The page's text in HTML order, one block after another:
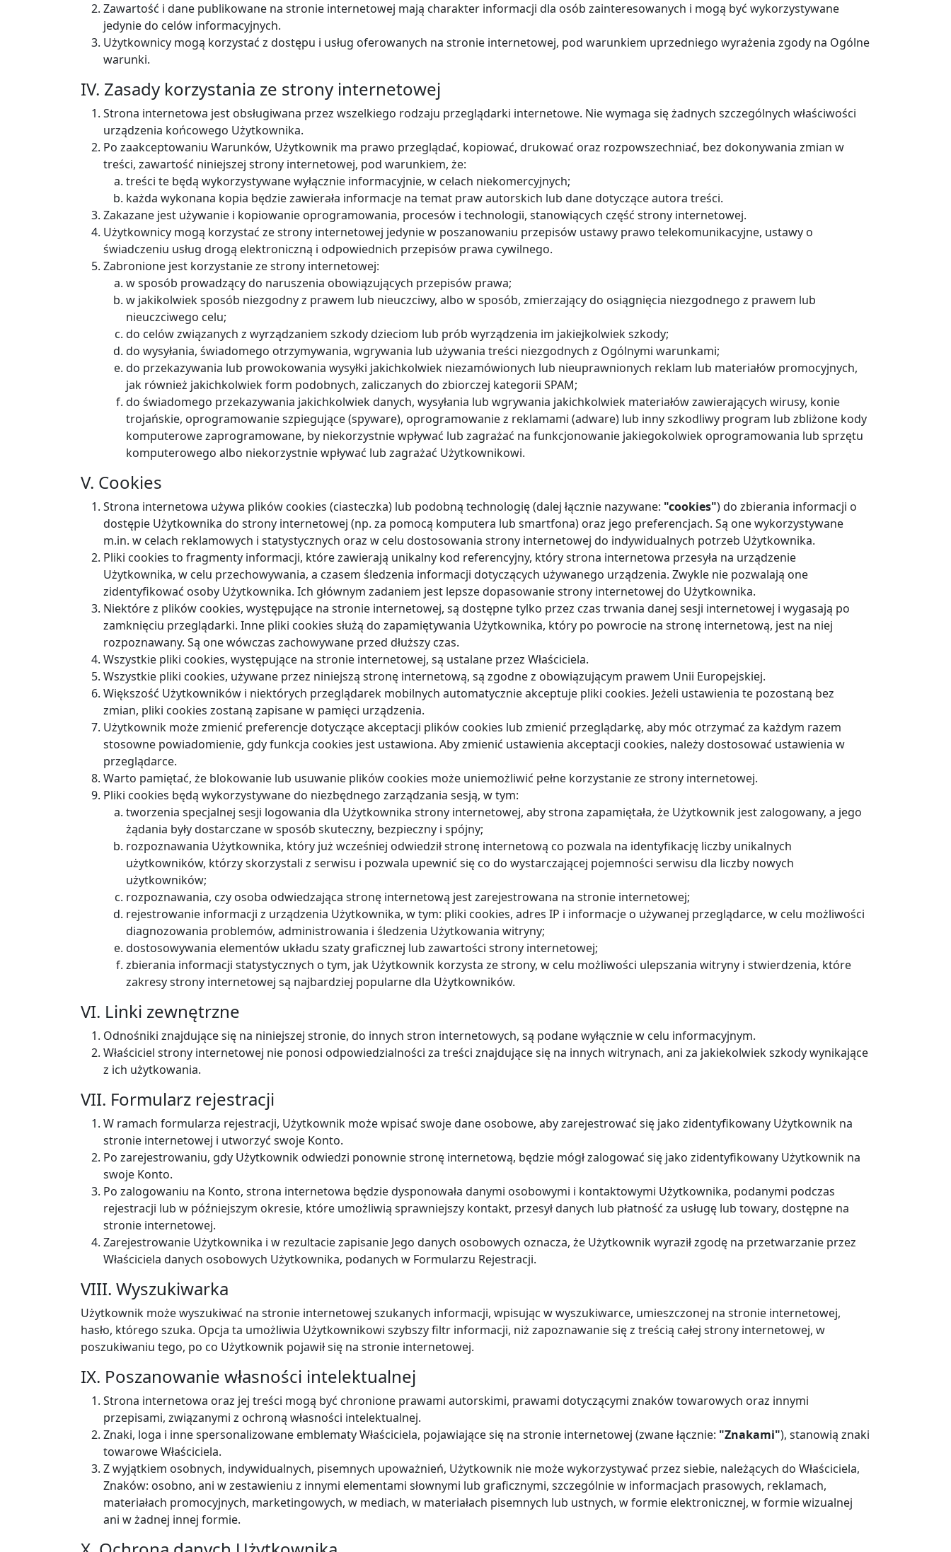
Zawartość i dane publikowane na stronie internetowej mają charakter informacji dla osób zainteresowanych i mogą być wykorzystywane
jedynie do celów informacyjnych.
Użytkownicy mogą korzystać z dostępu i usług oferowanych na stronie internetowej, pod warunkiem uprzedniego wyrażenia zgody na Ogólne
warunki.
IV. Zasady korzystania ze strony internetowej
Strona internetowa jest obsługiwana przez wszelkiego rodzaju przeglądarki internetowe. Nie wymaga się żadnych szczególnych właściwości
urządzenia końcowego Użytkownika.
Po zaakceptowaniu Warunków, Użytkownik ma prawo przeglądać, kopiować, drukować oraz rozpowszechniać, bez dokonywania zmian w
treści, zawartość niniejszej strony internetowej, pod warunkiem, że:
treści te będą wykorzystywane wyłącznie informacyjnie, w celach niekomercyjnych;
każda wykonana kopia będzie zawierała informacje na temat praw autorskich lub dane dotyczące autora treści.
Zakazane jest używanie i kopiowanie oprogramowania, procesów i technologii, stanowiących część strony internetowej.
Użytkownicy mogą korzystać ze strony internetowej jedynie w poszanowaniu przepisów ustawy prawo telekomunikacyjne, ustawy o
świadczeniu usług drogą elektroniczną i odpowiednich przepisów prawa cywilnego.
Zabronione jest korzystanie ze strony internetowej:
w sposób prowadzący do naruszenia obowiązujących przepisów prawa;
w jakikolwiek sposób niezgodny z prawem lub nieuczciwy, albo w sposób, zmierzający do osiągnięcia niezgodnego z prawem lub
nieuczciwego celu;
do celów związanych z wyrządzaniem szkody dzieciom lub prób wyrządzenia im jakiejkolwiek szkody;
do wysyłania, świadomego otrzymywania, wgrywania lub używania treści niezgodnych z Ogólnymi warunkami;
do przekazywania lub prowokowania wysyłki jakichkolwiek niezamówionych lub nieuprawnionych reklam lub materiałów promocyjnych,
jak również jakichkolwiek form podobnych, zaliczanych do zbiorczej kategorii SPAM;
do świadomego przekazywania jakichkolwiek danych, wysyłania lub wgrywania jakichkolwiek materiałów zawierających wirusy, konie
trojańskie, oprogramowanie szpiegujące (spyware), oprogramowanie z reklamami (adware) lub inny szkodliwy program lub zbliżone kody
komputerowe zaprogramowane, by niekorzystnie wpływać lub zagrażać na funkcjonowanie jakiegokolwiek oprogramowania lub sprzętu
komputerowego albo niekorzystnie wpływać lub zagrażać Użytkownikowi.
V. Cookies
Strona internetowa używa plików cookies (ciasteczka) lub podobną technologię (dalej łącznie nazywane: "cookies") do zbierania informacji o
dostępie Użytkownika do strony internetowej (np. za pomocą komputera lub smartfona) oraz jego preferencjach. Są one wykorzystywane
m.in. w celach reklamowych i statystycznych oraz w celu dostosowania strony internetowej do indywidualnych potrzeb Użytkownika.
Pliki cookies to fragmenty informacji, które zawierają unikalny kod referencyjny, który strona internetowa przesyła na urządzenie
Użytkownika, w celu przechowywania, a czasem śledzenia informacji dotyczących używanego urządzenia. Zwykle nie pozwalają one
zidentyfikować osoby Użytkownika. Ich głównym zadaniem jest lepsze dopasowanie strony internetowej do Użytkownika.
Niektóre z plików cookies, występujące na stronie internetowej, są dostępne tylko przez czas trwania danej sesji internetowej i wygasają po
zamknięciu przeglądarki. Inne pliki cookies służą do zapamiętywania Użytkownika, który po powrocie na stronę internetową, jest na niej
rozpoznawany. Są one wówczas zachowywane przed dłuższy czas.
Wszystkie pliki cookies, występujące na stronie internetowej, są ustalane przez Właściciela.
Wszystkie pliki cookies, używane przez niniejszą stronę internetową, są zgodne z obowiązującym prawem Unii Europejskiej.
Większość Użytkowników i niektórych przeglądarek mobilnych automatycznie akceptuje pliki cookies. Jeżeli ustawienia te pozostaną bez
zmian, pliki cookies zostaną zapisane w pamięci urządzenia.
Użytkownik może zmienić preferencje dotyczące akceptacji plików cookies lub zmienić przeglądarkę, aby móc otrzymać za każdym razem
stosowne powiadomienie, gdy funkcja cookies jest ustawiona. Aby zmienić ustawienia akceptacji cookies, należy dostosować ustawienia w
przeglądarce.
Warto pamiętać, że blokowanie lub usuwanie plików cookies może uniemożliwić pełne korzystanie ze strony internetowej.
Pliki cookies będą wykorzystywane do niezbędnego zarządzania sesją, w tym:
tworzenia specjalnej sesji logowania dla Użytkownika strony internetowej, aby strona zapamiętała, że Użytkownik jest zalogowany, a jego
żądania były dostarczane w sposób skuteczny, bezpieczny i spójny;
rozpoznawania Użytkownika, który już wcześniej odwiedził stronę internetową co pozwala na identyfikację liczby unikalnych
użytkowników, którzy skorzystali z serwisu i pozwala upewnić się co do wystarczającej pojemności serwisu dla liczby nowych
użytkowników;
rozpoznawania, czy osoba odwiedzająca stronę internetową jest zarejestrowana na stronie internetowej;
rejestrowanie informacji z urządzenia Użytkownika, w tym: pliki cookies, adres IP i informacje o używanej przeglądarce, w celu możliwości
diagnozowania problemów, administrowania i śledzenia Użytkowania witryny;
dostosowywania elementów układu szaty graficznej lub zawartości strony internetowej;
zbierania informacji statystycznych o tym, jak Użytkownik korzysta ze strony, w celu możliwości ulepszania witryny i stwierdzenia, które
zakresy strony internetowej są najbardziej popularne dla Użytkowników.
VI. Linki zewnętrzne
Odnośniki znajdujące się na niniejszej stronie, do innych stron internetowych, są podane wyłącznie w celu informacyjnym.
Właściciel strony internetowej nie ponosi odpowiedzialności za treści znajdujące się na innych witrynach, ani za jakiekolwiek szkody wynikające
z ich użytkowania.
VII. Formularz rejestracji
W ramach formularza rejestracji, Użytkownik może wpisać swoje dane osobowe, aby zarejestrować się jako zidentyfikowany Użytkownik na
stronie internetowej i utworzyć swoje Konto.
Po zarejestrowaniu, gdy Użytkownik odwiedzi ponownie stronę internetową, będzie mógł zalogować się jako zidentyfikowany Użytkownik na
swoje Konto.
Po zalogowaniu na Konto, strona internetowa będzie dysponowała danymi osobowymi i kontaktowymi Użytkownika, podanymi podczas
rejestracji lub w późniejszym okresie, które umożliwią sprawniejszy kontakt, przesył danych lub płatność za usługę lub towary, dostępne na
stronie internetowej.
Zarejestrowanie Użytkownika i w rezultacie zapisanie Jego danych osobowych oznacza, że Użytkownik wyraził zgodę na przetwarzanie przez
Właściciela danych osobowych Użytkownika, podanych w Formularzu Rejestracji.
VIII. Wyszukiwarka
Użytkownik może wyszukiwać na stronie internetowej szukanych informacji, wpisując w wyszukiwarce, umieszczonej na stronie internetowej,
hasło, którego szuka. Opcja ta umożliwia Użytkownikowi szybszy filtr informacji, niż zapoznawanie się z treścią całej strony internetowej, w
poszukiwaniu tego, po co Użytkownik pojawił się na stronie internetowej.
IX. Poszanowanie własności intelektualnej
Strona internetowa oraz jej treści mogą być chronione prawami autorskimi, prawami dotyczącymi znaków towarowych oraz innymi
przepisami, związanymi z ochroną własności intelektualnej.
Znaki, loga i inne spersonalizowane emblematy Właściciela, pojawiające się na stronie internetowej (zwane łącznie: "Znakami"), stanowią znaki
towarowe Właściciela.
Z wyjątkiem osobnych, indywidualnych, pisemnych upoważnień, Użytkownik nie może wykorzystywać przez siebie, należących do Właściciela,
Znaków: osobno, ani w zestawieniu z innymi elementami słownymi lub graficznymi, szczególnie w informacjach prasowych, reklamach,
materiałach promocyjnych, marketingowych, w mediach, w materiałach pisemnych lub ustnych, w formie elektronicznej, w formie wizualnej
ani w żadnej innej formie.